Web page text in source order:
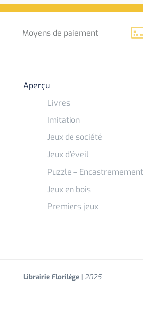
Moyens de paiement
Aperçu
Livres
Imitation
Jeux de société
Jeux d’éveil
Puzzle – Encastremement
Jeux en bois
Premiers jeux
Librairie Florilège | 2025